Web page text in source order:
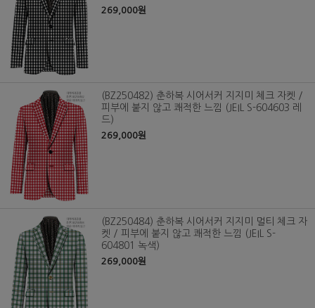
269,000원
(BZ250482) 춘하복 시어서커 지지미 체크 자켓 /
피부에 붙지 않고 쾌적한 느낌 (JEIL S-604603 레
드)
269,000원
(BZ250484) 춘하복 시어서커 지지미 멀티 체크 자
켓 / 피부에 붙지 않고 쾌적한 느낌 (JEIL S-
604801 녹색)
269,000원